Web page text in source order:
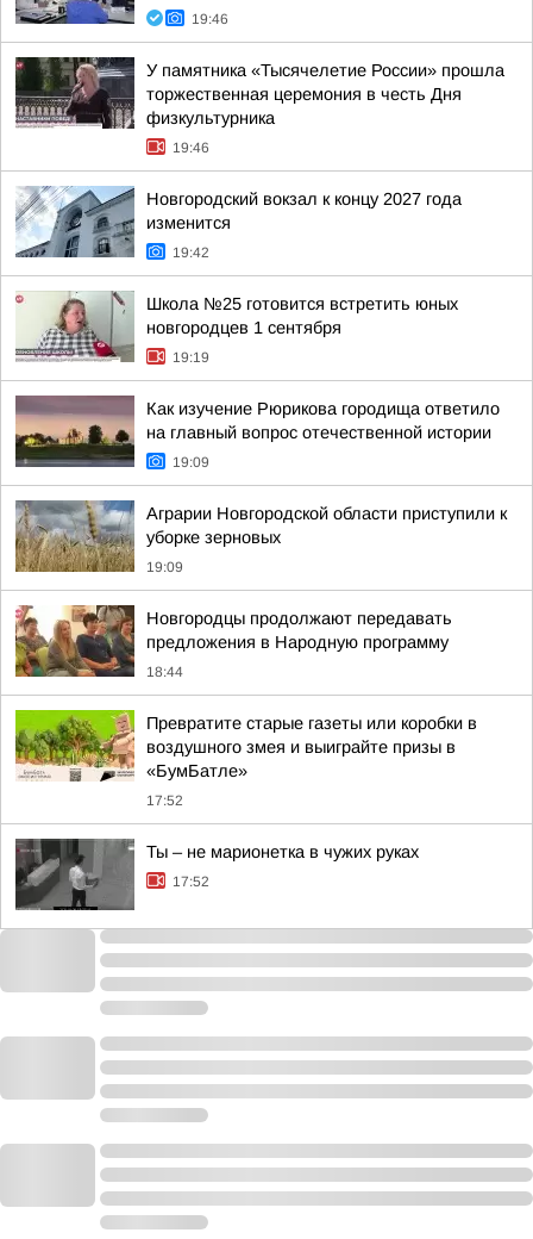
19:46
У памятника «Тысячелетие России» прошла
торжественная церемония в честь Дня
физкультурника
19:46
Новгородский вокзал к концу 2027 года
изменится
19:42
Школа №25 готовится встретить юных
новгородцев 1 сентября
19:19
Как изучение Рюрикова городища ответило
на главный вопрос отечественной истории
19:09
Аграрии Новгородской области приступили к
уборке зерновых
19:09
Новгородцы продолжают передавать
предложения в Народную программу
18:44
Превратите старые газеты или коробки в
воздушного змея и выиграйте призы в
«БумБатле»
17:52
Ты – не марионетка в чужих руках
17:52